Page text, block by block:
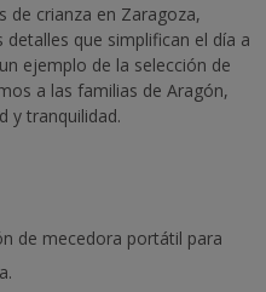
de crianza en Zaragoza,
que simplifican el día a
ejemplo de la selección de
a las familias de Aragón,
y tranquilidad.
de mecedora portátil para